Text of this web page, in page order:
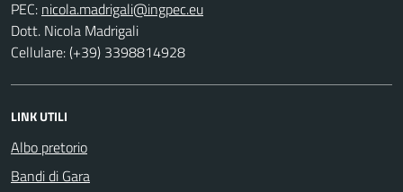
PEC:
Dott. Nicola Madrigali
Cellulare: (+39) 3398814928
LINK UTILI
Albo pretorio
Bandi di Gara